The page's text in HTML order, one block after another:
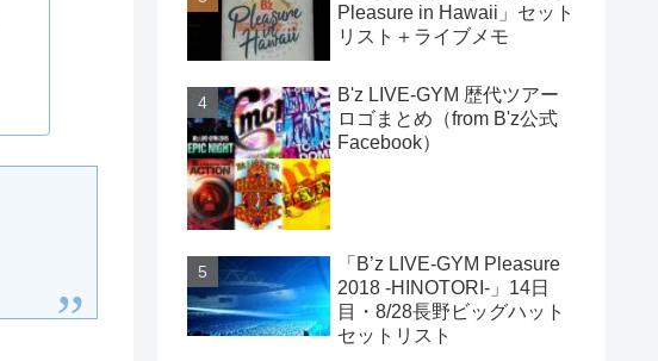
Pleasure in Hawaii」セット
リスト＋ライブメモ
B'z LIVE-GYM 歴代ツアー
ロゴまとめ（from B'z公式
Facebook）
「B’z LIVE-GYM Pleasure
2018 -HINOTORI-」14日
目・8/28長野ビッグハット
セットリスト